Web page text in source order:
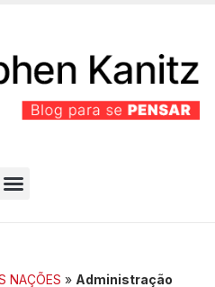
NAÇÕES » Administração